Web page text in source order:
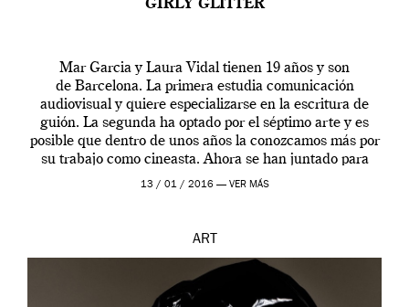
GIRLY GLITTER
Mar Garcia y Laura Vidal tienen 19 años y son
de Barcelona. La primera estudia comunicación
audiovisual y quiere especializarse en la escritura de
guión. La segunda ha optado por el séptimo arte y es
posible que dentro de unos años la conozcamos más por
su trabajo como cineasta. Ahora se han juntado para
contarnos una […]
13 / 01 / 2016 — VER MÁS
ART